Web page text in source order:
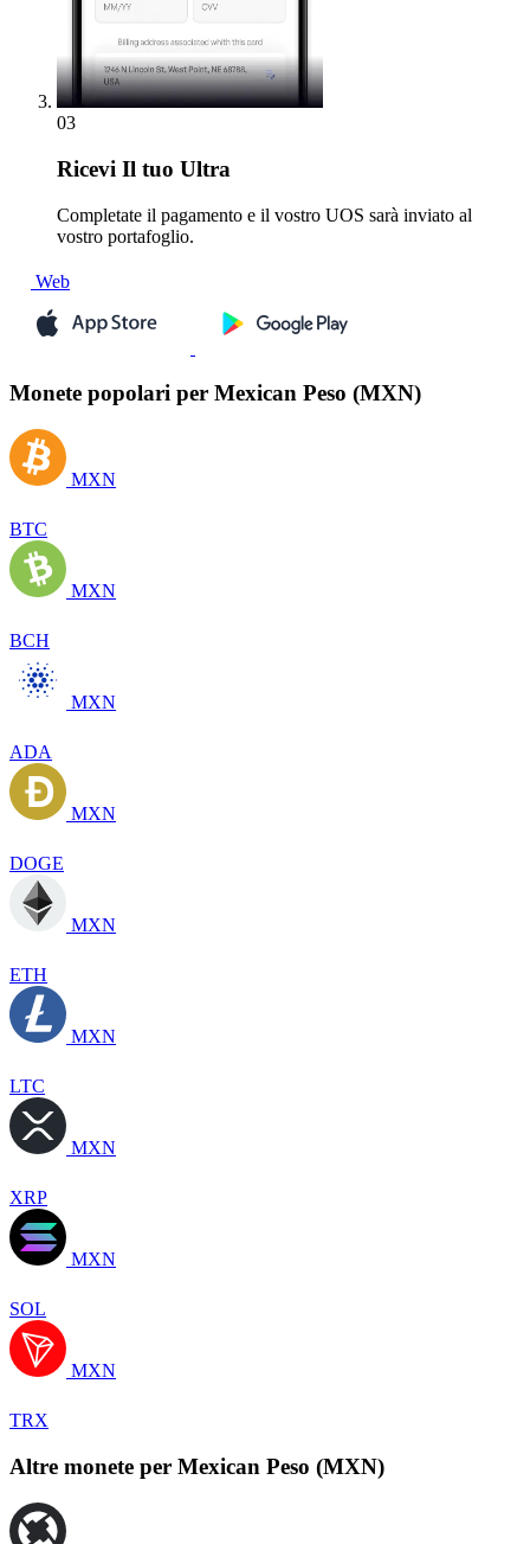
03
Ricevi Il tuo Ultra
Completate il pagamento e il vostro UOS sarà inviato al
vostro portafoglio.
Web
Monete popolari per Mexican Peso (MXN)
MXN
BTC
MXN
BCH
MXN
ADA
MXN
DOGE
MXN
ETH
MXN
LTC
MXN
XRP
MXN
SOL
MXN
TRX
Altre monete per Mexican Peso (MXN)